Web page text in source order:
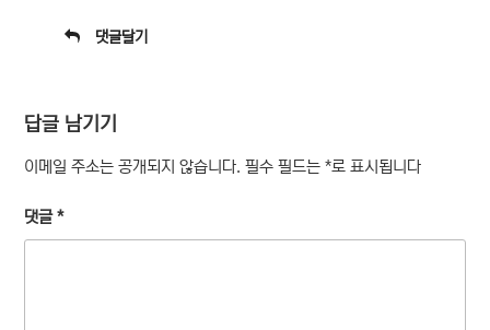
댓글달기
답글 남기기
이메일 주소는 공개되지 않습니다. 필수 필드는*로 표시됩니다
댓글*